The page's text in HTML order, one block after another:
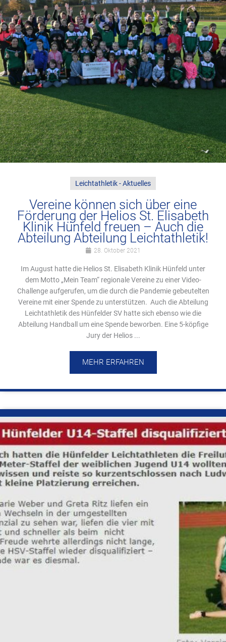
Leichtathletik - Aktuelles
Vereine können sich über eine
Förderung der Helios St. Elisabeth
Klinik Hünfeld freuen – Auch die
Abteilung Abteilung Leichtathletik!
28. Oktober 2021
Im August hatte die Helios St. Elisabeth Klinik Hünfeld unter
dem Motto „Mein Team“ regionale Vereine zu einer Video-
Challenge aufgerufen, um die durch die Pandemie gebeutelten
Vereine mit einer Spende zu unterstützen. Auch die Abteilung
Leichtathletik des Hünfelder SV hatte sich ebenso wie die
Abteilung Handball um eine Spende beworben. Eine 5-köpfige
Jury der Helios ...
MEHR ERFAHREN